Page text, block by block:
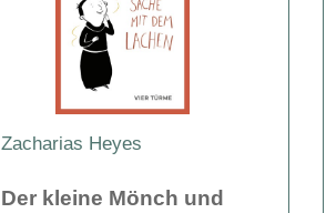
Zacharias Heyes
Der kleine Mönch und